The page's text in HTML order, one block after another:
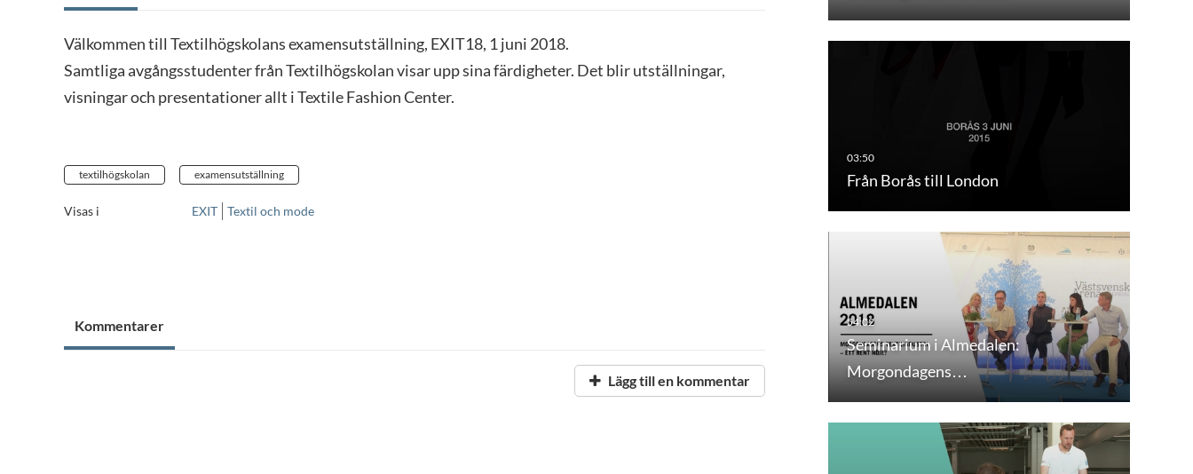
Från Borås till London
Seminarium i Almedalen:
Morgondagens…
Välkommen till Textilhögskolans examensutställning, EXIT18, 1 juni 2018.
Samtliga avgångsstudenter från Textilhögskolan visar upp sina färdigheter. Det blir utställningar,
visningar och presentationer allt i Textile Fashion Center.
textilhögskolan examensutställning
Visas i EXIT Textil och mode
Kommentarer
Lägg till en kommentar